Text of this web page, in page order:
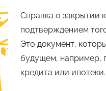
Справка о закрытии
подтверждением
Это документ,
будущем, например,
кредита или ипотеки.